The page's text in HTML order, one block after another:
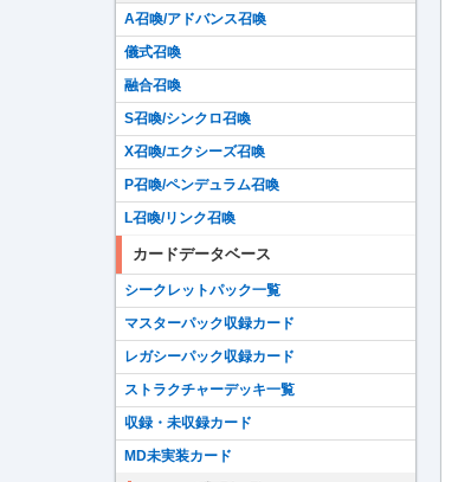
A召喚/アドバンス召喚
儀式召喚
融合召喚
S召喚/シンクロ召喚
X召喚/エクシーズ召喚
P召喚/ペンデュラム召喚
L召喚/リンク召喚
カードデータベース
シークレットパック一覧
マスターパック収録カード
レガシーパック収録カード
ストラクチャーデッキ一覧
収録・未収録カード
MD未実装カード